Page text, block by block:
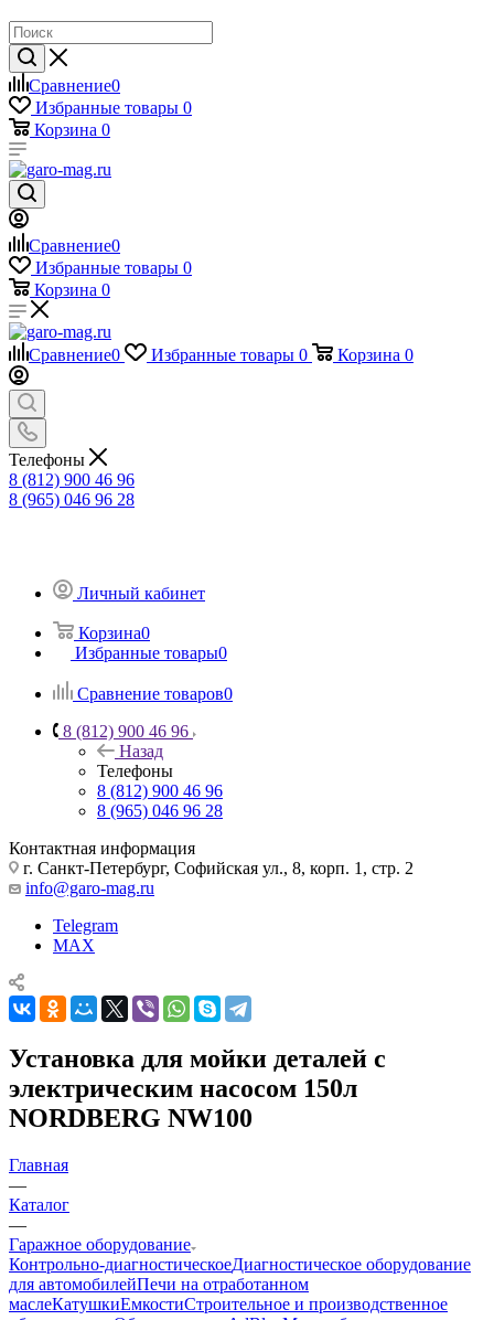
Сравнение0
Избранные товары 0
Корзина 0
Сравнение0
Избранные товары 0
Корзина 0
Сравнение0 Избранные товары 0 Корзина 0
Телефоны
8 (812) 900 46 96
8 (965) 046 96 28
Личный кабинет
Корзина0
Избранные товары0
Сравнение товаров0
8 (812) 900 46 96
Назад
Телефоны
8 (812) 900 46 96
8 (965) 046 96 28
Контактная информация
г. Санкт-Петербург, Софийская ул., 8, корп. 1, стр. 2
info@garo-mag.ru
Telegram
MAX
Установка для мойки деталей с
электрическим насосом 150л
NORDBERG NW100
Главная
—
Каталог
—
Гаражное оборудование
Контрольно-диагностическоеДиагностическое оборудование
для автомобилейПечи на отработанном
маслеКатушкиЕмкостиСтроительное и производственное